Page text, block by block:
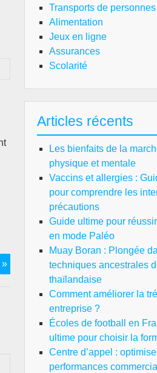
Plongée
techniques
ancestrales
thaïlandaise
»Écoles
de
Transports de personnes
Alimentation
Jeux en ligne
Assurances
Scolarité
Articles récents
Les bienfaits de la
physique et mentale
Vaccins et allergies :
pour comprendre les
précautions
Guide ultime pour
en mode Paléo
Muay Boran : Plongée
techniques ancestrales
thaïlandaise
Comment améliorer la
entreprise ?
Écoles de football en
ultime pour choisir la
Centre d’appel :
performances